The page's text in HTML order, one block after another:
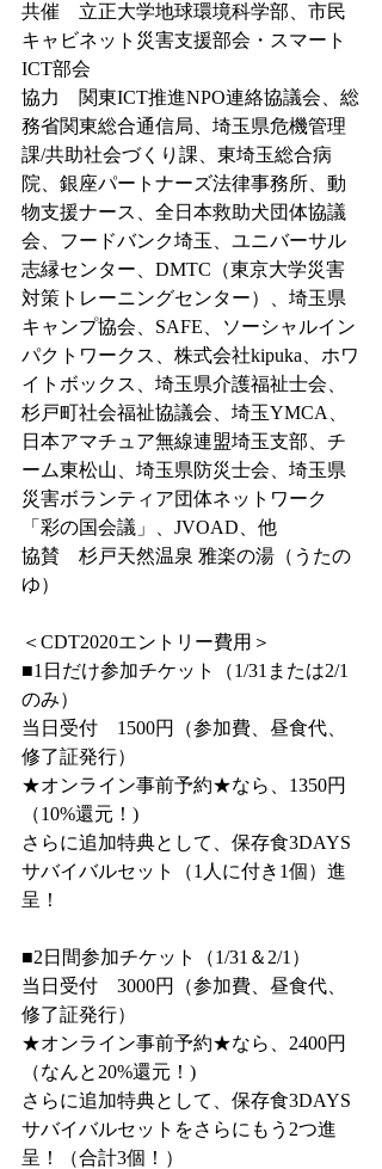
共催　立正大学地球環境科学部、市民
キャビネット災害支援部会・スマート
ICT部会
協力　関東ICT推進NPO連絡協議会、総
務省関東総合通信局、埼玉県危機管理
課/共助社会づくり課、東埼玉総合病
院、銀座パートナーズ法律事務所、動
物支援ナース、全日本救助犬団体協議
会、フードバンク埼玉、ユニバーサル
志縁センター、DMTC（東京大学災害
対策トレーニングセンター）、埼玉県
キャンプ協会、SAFE、ソーシャルイン
パクトワークス、株式会社kipuka、ホワ
イトボックス、埼玉県介護福祉士会、
杉戸町社会福祉協議会、埼玉YMCA、
日本アマチュア無線連盟埼玉支部、チ
ーム東松山、埼玉県防災士会、埼玉県
災害ボランティア団体ネットワーク
「彩の国会議」、JVOAD、他
協賛　杉戸天然温泉 雅楽の湯（うたの
ゆ）
＜CDT2020エントリー費用＞
■1日だけ参加チケット（1/31または2/1
のみ）
当日受付　1500円（参加費、昼食代、
修了証発行）
★オンライン事前予約★なら、1350円
（10%還元！)
さらに追加特典として、保存食3DAYS
サバイバルセット（1人に付き1個）進
呈！
■2日間参加チケット（1/31＆2/1）
当日受付　3000円（参加費、昼食代、
修了証発行）
★オンライン事前予約★なら、2400円
（なんと20%還元！)
さらに追加特典として、保存食3DAYS
サバイバルセットをさらにもう2つ進
呈！（合計3個！）